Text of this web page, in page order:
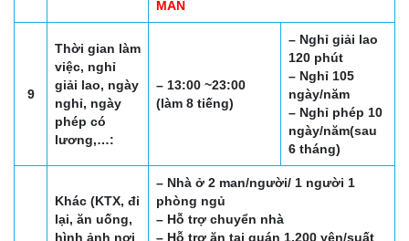
MAN
9
Thời gian làm
việc, nghỉ
giải lao, ngày
nghỉ, ngày
phép có
lương,…:
– 13:00 ~23:00
(làm 8 tiếng)
– Nghỉ giải lao
120 phút
– Nghỉ 105
ngày/năm
– Nghỉ phép 10
ngày/năm(sau
6 tháng)
Khác (KTX, đi
lại, ăn uống,
hình ảnh nơi
– Nhà ở 2 man/người/ 1 người 1
phòng ngủ
– Hỗ trợ chuyển nhà
– Hỗ trợ ăn tại quán 1,200 yên/suất